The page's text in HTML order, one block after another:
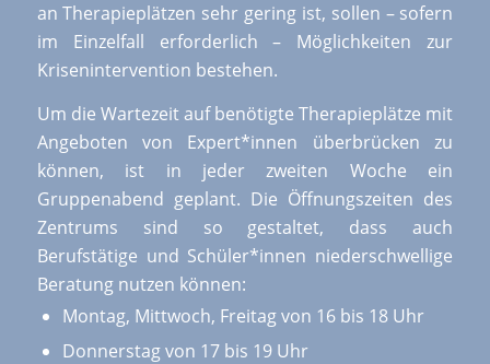
an Therapieplätzen sehr gering ist, sollen – sofern
im Einzelfall erforderlich – Möglichkeiten zur
Krisenintervention bestehen.
Um die Wartezeit auf benötigte Therapieplätze mit
Angeboten von Expert*innen überbrücken zu
können, ist in jeder zweiten Woche ein
Gruppenabend geplant. Die Öffnungszeiten des
Zentrums sind so gestaltet, dass auch
Berufstätige und Schüler*innen niederschwellige
Beratung nutzen können:
Montag, Mittwoch, Freitag von 16 bis 18 Uhr
Donnerstag von 17 bis 19 Uhr